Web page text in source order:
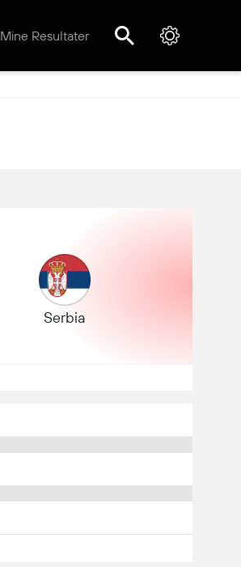
Mine Resultater
Serbia